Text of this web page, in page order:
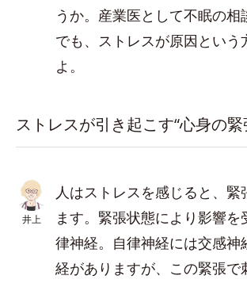
うか。産業医として不眠の相
でも、ストレスが原因という
よ。
ストレスが引き起こす“心身の緊
井上
人はストレスを感じると、緊
ます。緊張状態により影響を
律神経。自律神経には交感神
経がありますが、この緊張で